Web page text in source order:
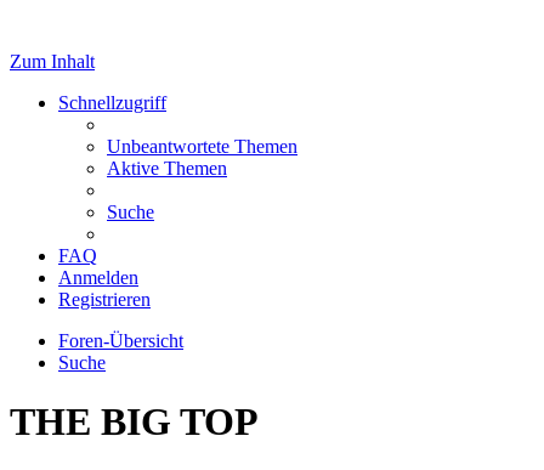
Zum Inhalt
Schnellzugriff
Unbeantwortete Themen
Aktive Themen
Suche
FAQ
Anmelden
Registrieren
Foren-Übersicht
Suche
THE BIG TOP